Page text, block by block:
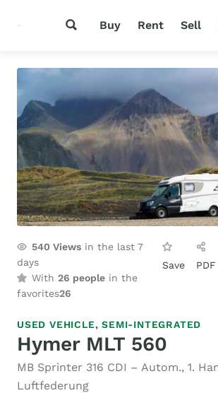
Buy Rent Sell
540 Views in the last 7
days
With 26 people in the
favorites26
Save PDF
USED VEHICLE,SEMI-INTEGRATED
Hymer MLT 560
MB Sprinter 316 CDI – Autom., 1.
Luftfederung